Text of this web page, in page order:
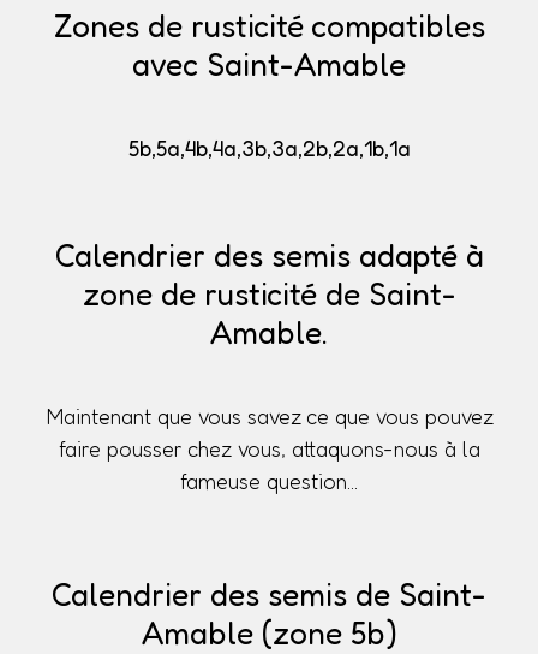
Zones de rusticité compatibles
avec Saint-Amable
5b,5a,4b,4a,3b,3a,2b,2a,1b,1a
Calendrier des semis adapté à
zone de rusticité de Saint-
Amable.
Maintenant que vous savez ce que vous pouvez
faire pousser chez vous, attaquons-nous à la
fameuse question...
Calendrier des semis de Saint-
Amable (zone 5b)